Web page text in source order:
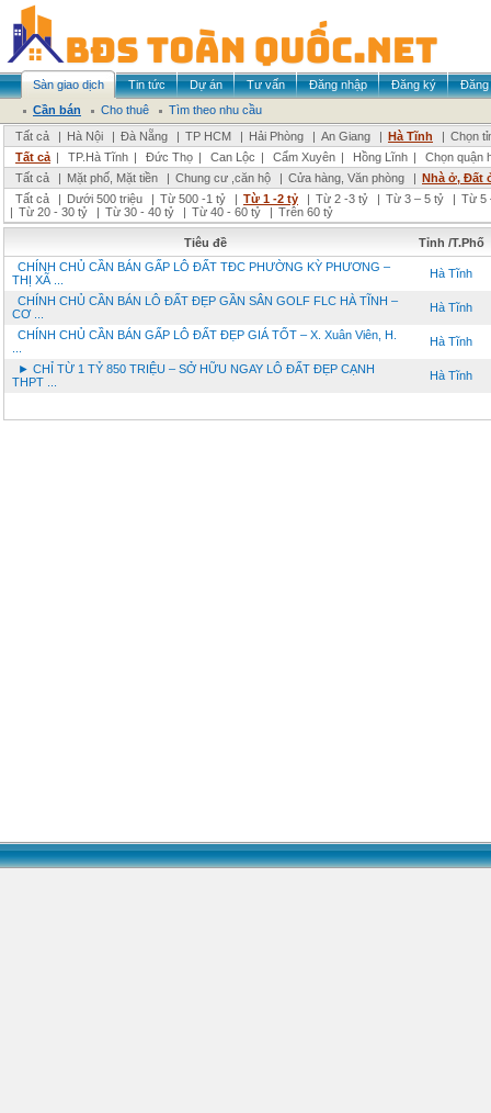
Sàn giao dịch Tin tức Dự án Tư vấn Đăng nhập Đăng ký
Đăng
Cần bán
Cho thuê
Tìm theo nhu cầu
Tất cả
| Hà Nội | Đà Nẵng | TP HCM | Hải Phòng | An Giang | Hà Tĩnh | Chọn
Tất cả | TP.Hà Tĩnh | Đức Thọ | Can Lộc | Cẩm Xuyên | Hồng Lĩnh |
Chọn quận
Tất cả
| Mặt phố, Mặt tiền | Chung cư ,căn hộ | Cửa hàng, Văn phòng | Nhà ở, Đất
Tất cả
| Dưới 500 triệu | Từ 500 -1 tỷ | Từ 1 -2 tỷ | Từ 2 -3 tỷ | Từ 3 – 5 tỷ | Từ 5
| Từ 20 - 30 tỷ | Từ 30 - 40 tỷ | Từ 40 - 60 tỷ | Trên 60 tỷ
Tiêu đề
Tỉnh /T.Phố
CHÍNH CHỦ CẦN BÁN GẤP LÔ ĐẤT TĐC PHƯỜNG KỲ PHƯƠNG –
THỊ XÃ ...
Hà Tĩnh
CHÍNH CHỦ CẦN BÁN LÔ ĐẤT ĐẸP GẦN SÂN GOLF FLC HÀ TĨNH –
CƠ ...
Hà Tĩnh
CHÍNH CHỦ CẦN BÁN GẤP LÔ ĐẤT ĐẸP GIÁ TỐT – X. Xuân Viên, H.
Hà Tĩnh
► CHỈ TỪ 1 TỶ 850 TRIỆU – SỞ HỮU NGAY LÔ ĐẤT ĐẸP CẠNH
THPT ...
Hà Tĩnh